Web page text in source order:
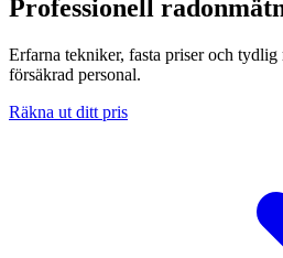
Professionell
Erfarna tekniker, fasta priser och
försäkrad personal.
Räkna ut ditt pris